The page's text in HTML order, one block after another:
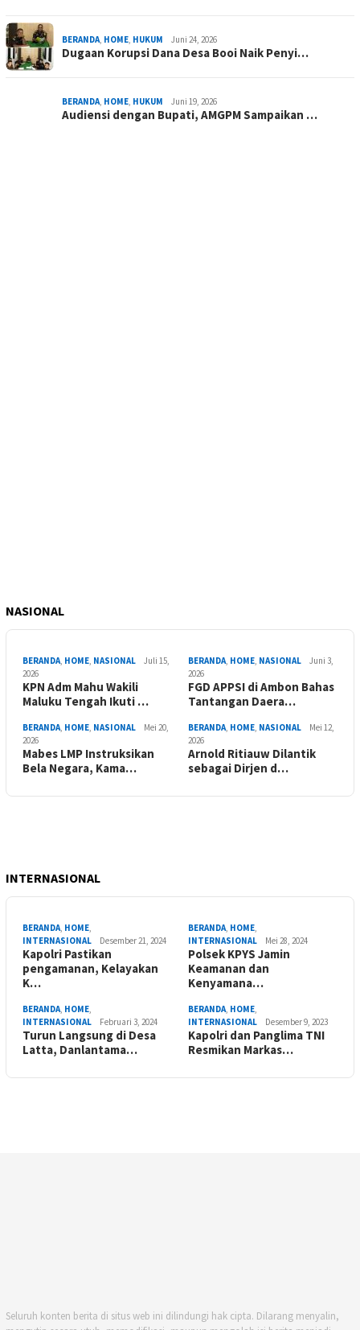
BERANDA, HOME, HUKUM Juni 24, 2026
Dugaan Korupsi Dana Desa Booi Naik Penyi…
BERANDA, HOME, HUKUM Juni 19, 2026
Audiensi dengan Bupati, AMGPM Sampaikan …
NASIONAL
BERANDA, HOME, NASIONAL
Juli 15,
2026
KPN Adm Mahu Wakili
Maluku Tengah Ikuti …
BERANDA, HOME, NASIONAL
Juni 3,
2026
FGD APPSI di Ambon Bahas
Tantangan Daera…
BERANDA, HOME, NASIONAL
Mei 20,
2026
Mabes LMP Instruksikan
Bela Negara, Kama…
BERANDA, HOME, NASIONAL
Mei 12,
2026
Arnold Ritiauw Dilantik
sebagai Dirjen d…
INTERNASIONAL
BERANDA, HOME,
INTERNASIONAL
Desember 21, 2024
Kapolri Pastikan
pengamanan, Kelayakan
K…
BERANDA, HOME,
INTERNASIONAL
Mei 28, 2024
Polsek KPYS Jamin
Keamanan dan
Kenyamana…
BERANDA, HOME,
INTERNASIONAL
Februari 3, 2024
Turun Langsung di Desa
Latta, Danlantama…
BERANDA, HOME,
INTERNASIONAL
Desember 9, 2023
Kapolri dan Panglima TNI
Resmikan Markas…
Seluruh konten berita di situs web ini dilindungi hak cipta. Dilarang menyalin,